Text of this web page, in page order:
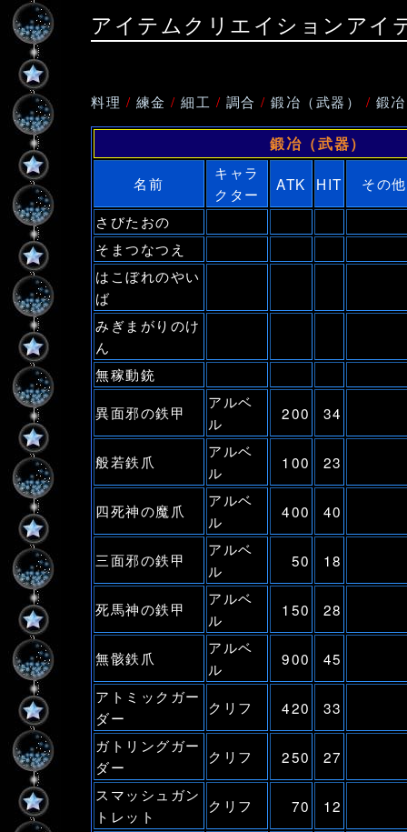
アイテムクリエイションアイ
料理 / 練金 /細工 / 調合 /鍛冶（武器） / 鍛
鍛冶（武器）
名前
キャラ
クター
ATK HIT
その他
さびたおの
そまつなつえ
はこぼれのやい
ば
みぎまがりのけ
ん
無稼動銃
異面邪の鉄甲
アルベ
ル
200 34
般若鉄爪
アルベ
ル
100 23
四死神の魔爪
アルベ
ル
400 40
三面邪の鉄甲
アルベ
ル
50 18
死馬神の鉄甲
アルベ
ル
150 28
無骸鉄爪
アルベ
ル
900
45
アトミックガー
ダー
クリフ 420
33
ガトリングガー
ダー
クリフ 250
27
スマッシュガン
トレット
クリフ 70
12